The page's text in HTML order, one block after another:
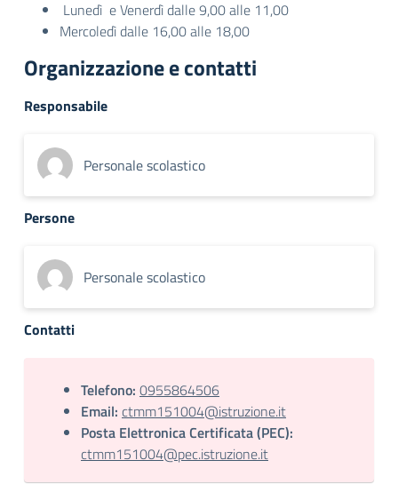
Lunedì e Venerdì dalle 9,00 alle 11,00
Mercoledì dalle 16,00 alle 18,00
Organizzazione e contatti
Responsabile
Personale scolastico
Persone
Personale scolastico
Contatti
Telefono: 0955864506
Email: ctmm151004@istruzione.it
Posta Elettronica Certificata (PEC):
ctmm151004@pec.istruzione.it